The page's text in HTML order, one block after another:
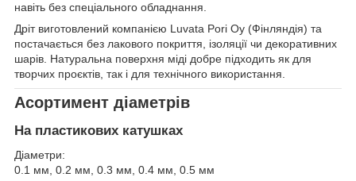
навіть без спеціального обладнання.
Дріт виготовлений компанією Luvata Pori Oy (Фінляндія) та
постачається без лакового покриття, ізоляції чи декоративних
шарів. Натуральна поверхня міді добре підходить як для
творчих проєктів, так і для технічного використання.
Асортимент діаметрів
На пластикових катушках
Діаметри:
0.1 мм, 0.2 мм, 0.3 мм, 0.4 мм, 0.5 мм